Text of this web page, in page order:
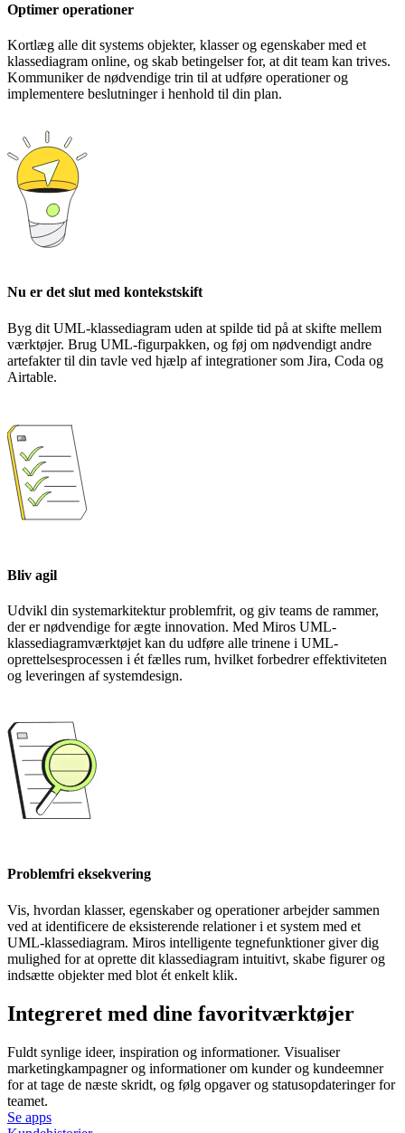
Optimer operationer
Kortlæg alle dit systems objekter, klasser og egenskaber med et
klassediagram online, og skab betingelser for, at dit team kan trives.
Kommuniker de nødvendige trin til at udføre operationer og
implementere beslutninger i henhold til din plan.
Nu er det slut med kontekstskift
Byg dit UML-klassediagram uden at spilde tid på at skifte mellem
værktøjer. Brug UML-figurpakken, og føj om nødvendigt andre
artefakter til din tavle ved hjælp af integrationer som Jira, Coda og
Airtable.
Bliv agil
Udvikl din systemarkitektur problemfrit, og giv teams de rammer,
der er nødvendige for ægte innovation. Med Miros UML-
klassediagramværktøjet kan du udføre alle trinene i UML-
oprettelsesprocessen i ét fælles rum, hvilket forbedrer effektiviteten
og leveringen af systemdesign.
Problemfri eksekvering
Vis, hvordan klasser, egenskaber og operationer arbejder sammen
ved at identificere de eksisterende relationer i et system med et
UML-klassediagram. Miros intelligente tegnefunktioner giver dig
mulighed for at oprette dit klassediagram intuitivt, skabe figurer og
indsætte objekter med blot ét enkelt klik.
Integreret med dine favoritværktøjer
Fuldt synlige ideer, inspiration og informationer. Visualiser
marketingkampagner og informationer om kunder og kundeemner
for at tage de næste skridt, og følg opgaver og statusopdateringer for
teamet.
Se apps